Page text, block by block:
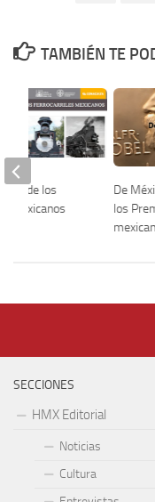
TAMBIÉN TE
De
los
de los
Mexicanos
SECCIONES
HMX Editorial
Noticias
Cultura